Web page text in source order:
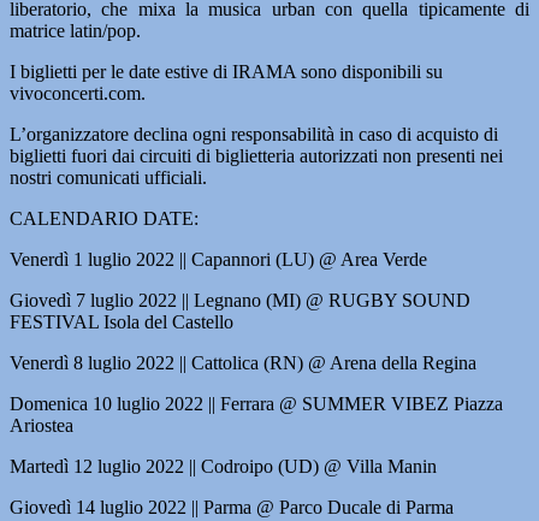
liberatorio, che mixa la musica urban con quella tipicamente di
matrice latin/pop.
I biglietti per le date estive di IRAMA sono disponibili su
vivoconcerti.com.
L’organizzatore declina ogni responsabilità in caso di acquisto di
biglietti fuori dai circuiti di biglietteria autorizzati non presenti nei
nostri comunicati ufficiali.
CALENDARIO DATE:
Venerdì 1 luglio 2022 || Capannori (LU) @ Area Verde
Giovedì 7 luglio 2022 || Legnano (MI) @ RUGBY SOUND
FESTIVAL Isola del Castello
Venerdì 8 luglio 2022 || Cattolica (RN) @ Arena della Regina
Domenica 10 luglio 2022 || Ferrara @ SUMMER VIBEZ Piazza
Ariostea
Martedì 12 luglio 2022 || Codroipo (UD) @ Villa Manin
Giovedì 14 luglio 2022 || Parma @ Parco Ducale di Parma